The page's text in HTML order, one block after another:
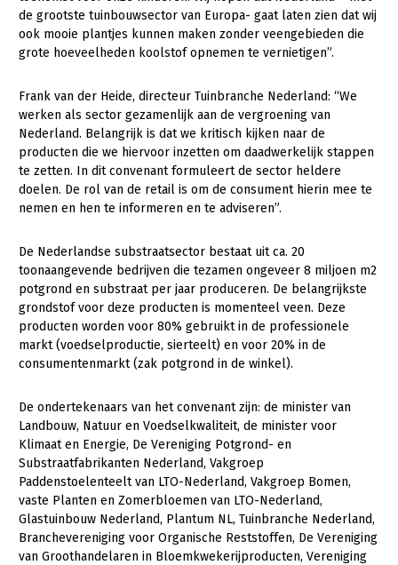
de grootste tuinbouwsector van Europa- gaat laten zien dat wij
ook mooie plantjes kunnen maken zonder veengebieden die
grote hoeveelheden koolstof opnemen te vernietigen”.
Frank van der Heide, directeur Tuinbranche Nederland: “We
werken als sector gezamenlijk aan de vergroening van
Nederland. Belangrijk is dat we kritisch kijken naar de
producten die we hiervoor inzetten om daadwerkelijk stappen
te zetten. In dit convenant formuleert de sector heldere
doelen. De rol van de retail is om de consument hierin mee te
nemen en hen te informeren en te adviseren”.
De Nederlandse substraatsector bestaat uit ca. 20
toonaangevende bedrijven die tezamen ongeveer 8 miljoen m2
potgrond en substraat per jaar produceren. De belangrijkste
grondstof voor deze producten is momenteel veen. Deze
producten worden voor 80% gebruikt in de professionele
markt (voedselproductie, sierteelt) en voor 20% in de
consumentenmarkt (zak potgrond in de winkel).
De ondertekenaars van het convenant zijn: de minister van
Landbouw, Natuur en Voedselkwaliteit, de minister voor
Klimaat en Energie, De Vereniging Potgrond- en
Substraatfabrikanten Nederland, Vakgroep
Paddenstoelenteelt van LTO-Nederland, Vakgroep Bomen,
vaste Planten en Zomerbloemen van LTO-Nederland,
Glastuinbouw Nederland, Plantum NL, Tuinbranche Nederland,
Branchevereniging voor Organische Reststoffen, De Vereniging
van Groothandelaren in Bloemkwekerijproducten, Vereniging